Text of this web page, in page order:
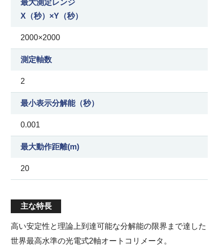
最大測定レンジ
X（秒）×Y（秒）
2000×2000
測定軸数
2
最小表示分解能（秒）
0.001
最大動作距離(m)
20
主な特長
高い安定性と理論上到達可能な分解能の限界まで達した
世界最高水準の光電式2軸オートコリメータ。